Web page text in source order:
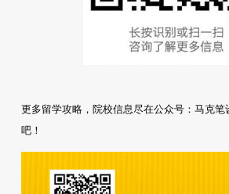
更多留学攻略，院校信息尽在公众号：马克笔
吧！